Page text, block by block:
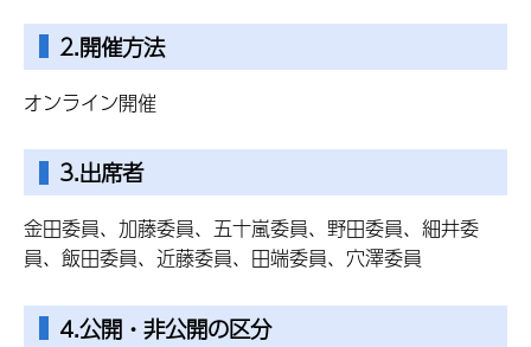
2.開催方法
オンライン開催
3.出席者
金田委員、加藤委員、五十嵐委員、野田委員、細井委
員、飯田委員、近藤委員、田端委員、穴澤委員
4.公開・非公開の区分